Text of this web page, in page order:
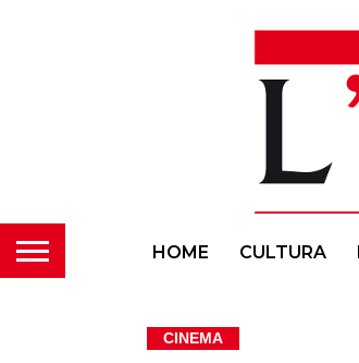
HOME CULTURA
CINEMA